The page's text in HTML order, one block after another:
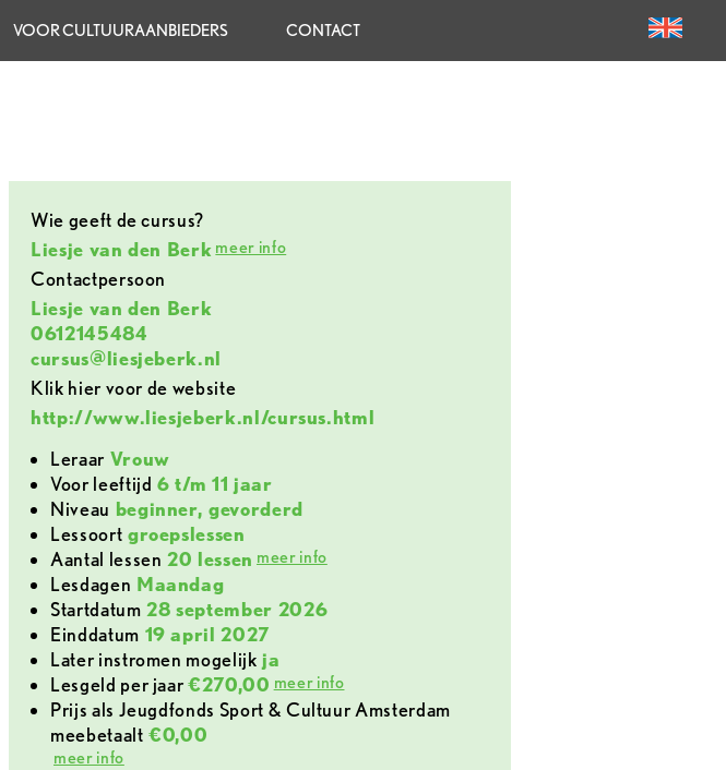
VOOR CULTUURAANBIEDERS CONTACT
Wie geeft de cursus?
Liesje van den Berk meer info
contactpersoon
Liesje van den Berk
0612145484
cursus@liesjeberk.nl
Klik hier voor de website
http://www.liesjeberk.nl/cursus.html
leraar Vrouw
voor leeftijd 6 t/m 11 jaar
Niveau beginner, gevorderd
lessoort groepslessen
aantal lessen 20 lessen meer info
lesdagen Maandag
Startdatum 28 september 2026
Einddatum 19 april 2027
later instromen mogelijk ja
lesgeld per jaar€270,00 meer info
Prijs als Jeugdfonds Sport & Cultuur Amsterdam
meebetaalt €0,00
meer info